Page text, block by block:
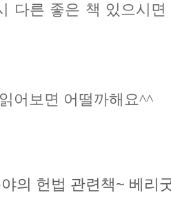
다른 좋은 책 있으시
어보면 어떨까해요^^
의 헌법 관련책~ 베리